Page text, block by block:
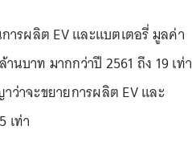
ารผลิต EV และแบตเตอรี่ มูลค่า
นบาท มากกว่าปี 2561 ถึง 19 เท่า
ว่าจะขยายการผลิต EV และ
เท่า